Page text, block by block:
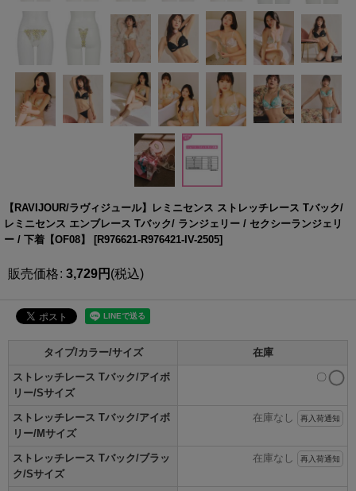
【RAVIJOUR/ラヴィジュール】レミニセンス ストレッチレース Tバック/
レミニセンス エンブレース Tバック/ ランジェリー / セクシーランジェリ
ー / 下着【OF08】
[R976621-R976421-IV-2505]
販売価格: 3,729円 (税込)
タイプ/カラー/サイズ 在庫
ストレッチレース Tバック/アイボ
リー/Sサイズ
〇
ストレッチレース Tバック/アイボ
リー/Mサイズ
在庫なし 再入荷通知
ストレッチレース Tバック/ブラッ
ク/Sサイズ
在庫なし 再入荷通知